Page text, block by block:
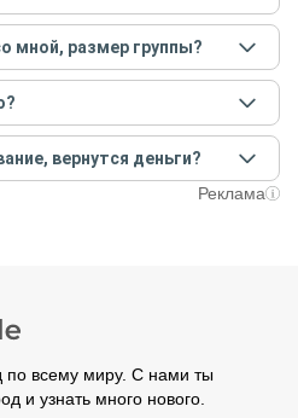
Задать вопрос.
погодных условий,
кораблике, а по прогнозу
ветер. При этом гид
а мы вернем предоплату на
экскурсия состоится.
мной, размер группы?
гид проведет встречу
Если групповая — на
размер зависит от
дату и время, и внесите
чтобы другие
ваше место. После этого
требуется.
вернутся деньги?
раньше мы вернем всюРеклама
по всему миру. С нами ты
и узнать много нового.